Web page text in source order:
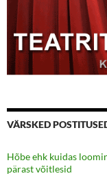
VÄRSKED
Hõbe ehk kuidas
pärast võitlesid